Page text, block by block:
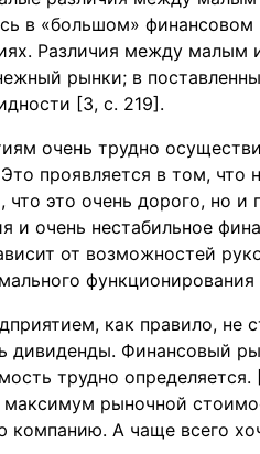
в «большом»
Различия между малым
рынки; в
[3, с. 219].
очень трудно
проявляется в том, что
что это очень дорого, но
и очень нестабильное
от возможностей
функционирования
как правило, не
дивиденды. Финансовый
трудно
максимум рыночной
компанию. А чаще всего